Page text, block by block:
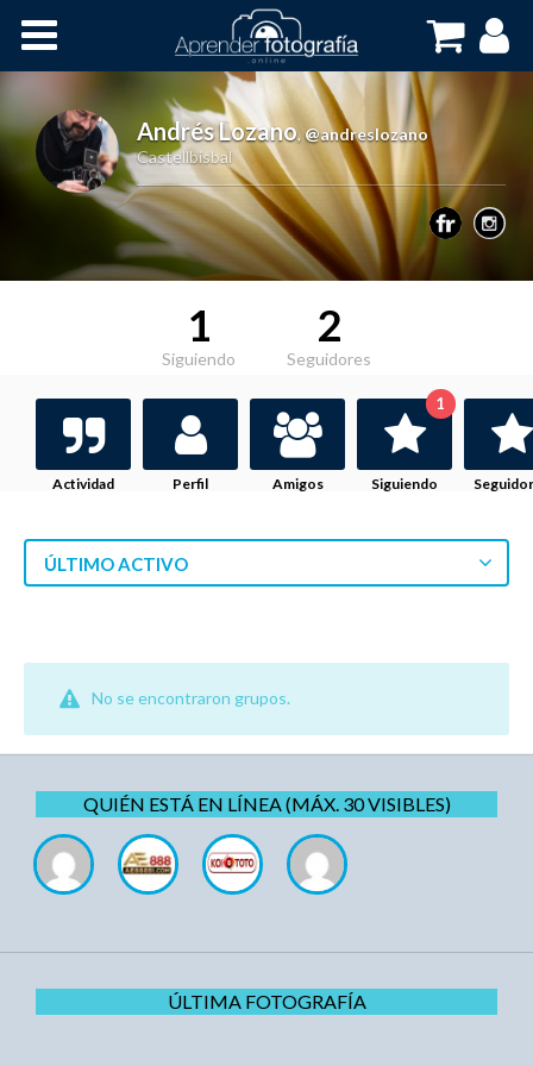
Cursos OnLine
Andrés Lozano, @andreslozano
Castellbisbal
1
Siguiendo
2
Seguidores
Actividad Perfil Amigos Siguiendo
1
ÚLTIMO ACTIVO
No se encontraron grupos.
QUIÉN ESTÁ EN LÍNEA (MÁX. 30 VISIBLES)
ÚLTIMA FOTOGRAFÍA